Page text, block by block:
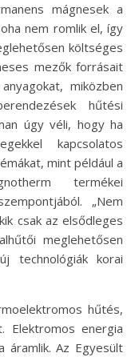
mágnesek a
nem romlik el, így
költséges
mezők forrásait
miközben
hűtési
úgy véli, hogy ha
kapcsolatos
mint például a
termékei
„Nem
csak az elsődleges
meglehetősen
technológiák korai
hűtés,
Elektromos energia
áramlik. Az Egyesült